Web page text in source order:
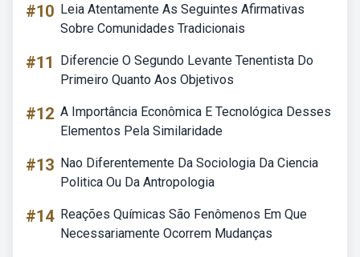
#10 Leia Atentamente As Seguintes Afirmativas
Sobre Comunidades Tradicionais
#11
Diferencie O Segundo Levante Tenentista Do
Primeiro Quanto Aos Objetivos
#12 A Importância Econômica E Tecnológica Desses
Elementos Pela Similaridade
#13 Nao Diferentemente Da Sociologia Da Ciencia
Politica Ou Da Antropologia
#14 Reações Químicas São Fenômenos Em Que
Necessariamente Ocorrem Mudanças